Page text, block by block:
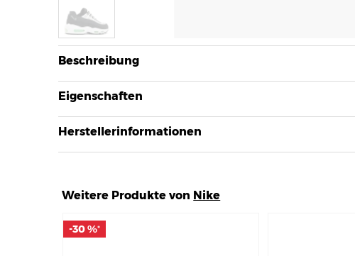
Beschreibung
Eigenschaften
Herstellerinformationen
Weitere Produkte von Nike
-30 %*
-30 %*